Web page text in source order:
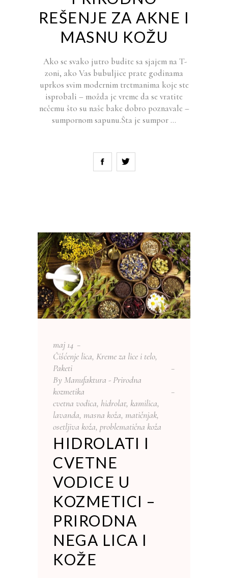
REŠENJE ZA AKNE I
MASNU KOŽU
Ako se svako jutro budite sa sjajem na T-
zoni, ako Vas bubuljice prate godinama
uprkos svim modernim tretmanima koje ste
isprobali – možda je vreme da se vratite
nečemu što su naše bake dobro poznavale –
sumpornom sapunu.Šta je sumpor
maj 14
Čišćenje lica, Kreme za lice i telo,
Paketi
By Manufaktura - Prirodna
kozmetika
cvetna vodica, hidrolat, kamilica,
lavanda, masna koža, matičnjak,
osetljiva koža, problematična koža
HIDROLATI I
CVETNE
VODICE U
KOZMETICI –
PRIRODNA
NEGA LICA I
KOŽE